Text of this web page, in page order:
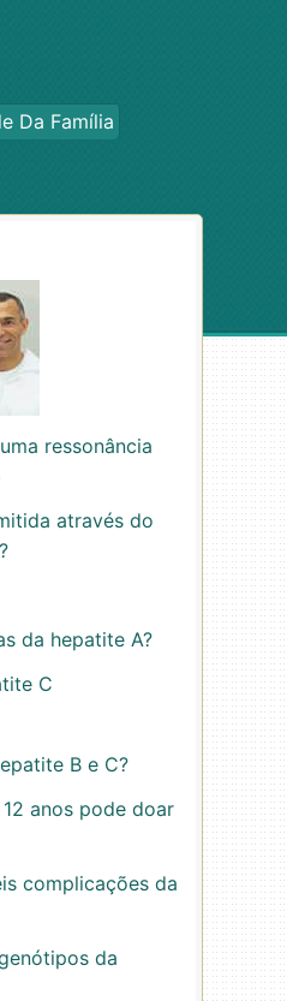
Da Família
ressonância
através do
da hepatite A?
C
B e C?
anos pode doar
complicações da
da